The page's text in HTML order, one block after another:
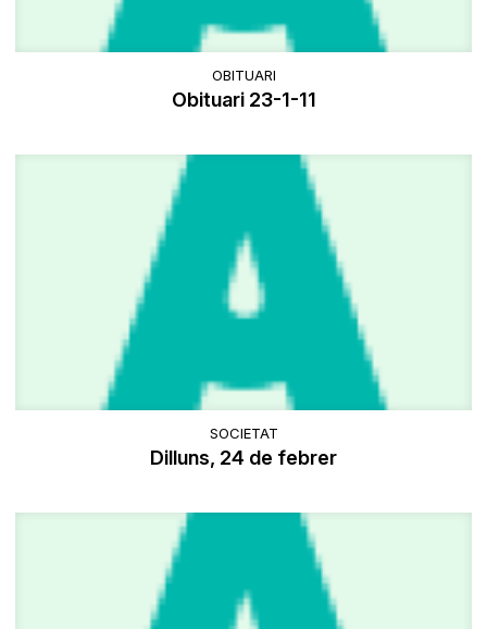
OBITUARI
Obituari 23-1-11
SOCIETAT
Dilluns, 24 de febrer